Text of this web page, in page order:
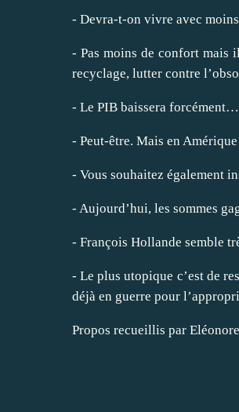
- Devra-t-on vivre avec
- Pas moins de confort mais
recyclage, lutter contre
- Le PIB baissera forcément…
- Peut-être. Mais en
- Vous souhaitez également
- Aujourd’hui, les sommes
- François Hollande semble
- Le plus utopique c’est de
déjà en guerre pour
Propos recueillis par